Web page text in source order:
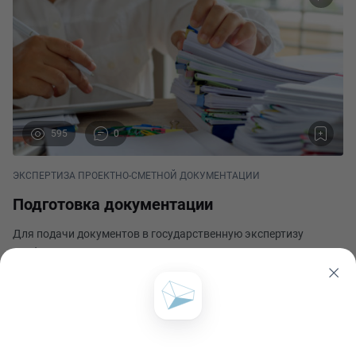
595 0
ЭКСПЕРТИЗА ПРОЕКТНО-СМЕТНОЙ ДОКУМЕНТАЦИИ
Подготовка документации
Для подачи документов в государственную экспертизу
необходимо подготовить комплект документов, прямо не
относящийся к сметной документации. Общее название такой
документации – исходно-разрешительная. В её состав входят
следующие документы: Для прохождения госу
Лев Борисович Сироткин
Опубликовано 16 мая 2023